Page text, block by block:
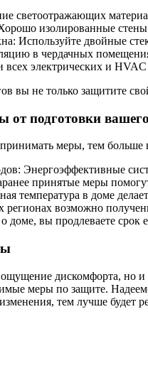
светоотражающих
изолированные
Используйте двойные
в чердачных
всех электрических и
вы не только защитите
подготовки
меры, тем больше
Энергоэффективные
принятые меры
температура в доме
возможно
доме, вы продлеваете
дискомфорта, но и
меры по защите.
тем лучше будет